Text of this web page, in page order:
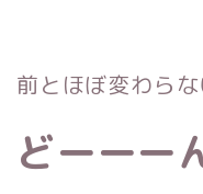
前とほぼ変わら
どーーー